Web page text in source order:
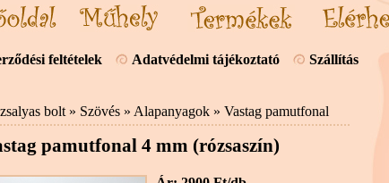
feltételek Adatvédelmi tájékoztató Szállítás
bolt » Szövés » Alapanyagok » Vastag pamutfonal
pamutfonal 4 mm (rózsaszín)